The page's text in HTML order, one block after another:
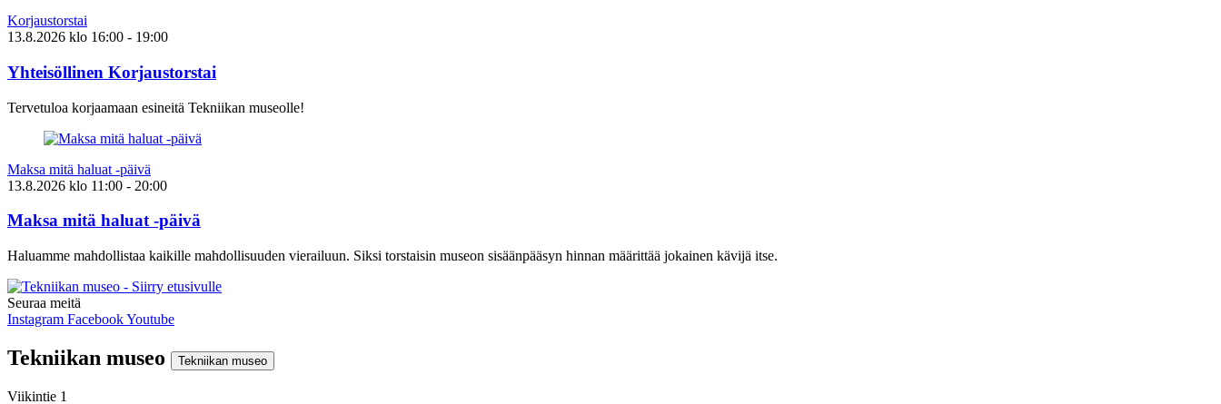
Korjaustorstai
13.8.2026 klo 16:00 - 19:00
Yhteisöllinen Korjaustorstai
Tervetuloa korjaamaan esineitä Tekniikan museolle!
Maksa mitä haluat -päivä
13.8.2026 klo 11:00 - 20:00
Maksa mitä haluat -päivä
Haluamme mahdollistaa kaikille mahdollisuuden vierailuun. Siksi torstaisin museon sisäänpääsyn hinnan määrittää jokainen kävijä itse.
Seuraa meitä
Instagram FacebookYoutube
Tekniikan museo Tekniikan museo
Viikintie 1